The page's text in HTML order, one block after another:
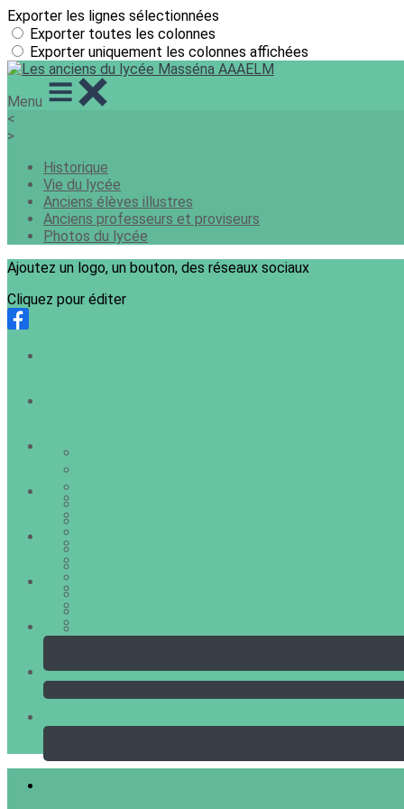
Exporter les lignes sélectionnées
Exporter toutes les colonnes
Exporter uniquement les colonnes affichées
Menu
<
>
Historique
Vie du lycée
Anciens élèves illustres
Anciens professeurs et proviseurs
Photos du lycée
Ajoutez un logo, un bouton, des réseaux sociaux
Cliquez pour éditer